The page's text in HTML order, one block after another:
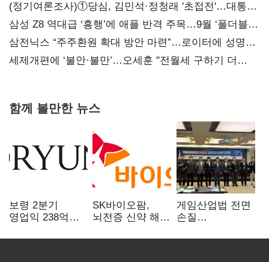
(정기여론조사)①당심, 김민석·정청래 '초접전'…대통령
지지도 '50% 아래로'(종합)
삼성 Z8 역대급 ‘흥행’에 애플 반격 주목…9월 ‘폴더블
대전’
삼전닉스 “주주환원 확대 방안 마련”…로이터에 성명
보내
세제개편에 ‘불안·불만’…오세훈 "전월세 구하기 더
함께 볼만한 뉴스
보령 2분기
영업익 238억…
SK바이오팜,
뇌전증 신약 해외
차세대 신약 개발
게임산업법 전면
손질
규제 걷고